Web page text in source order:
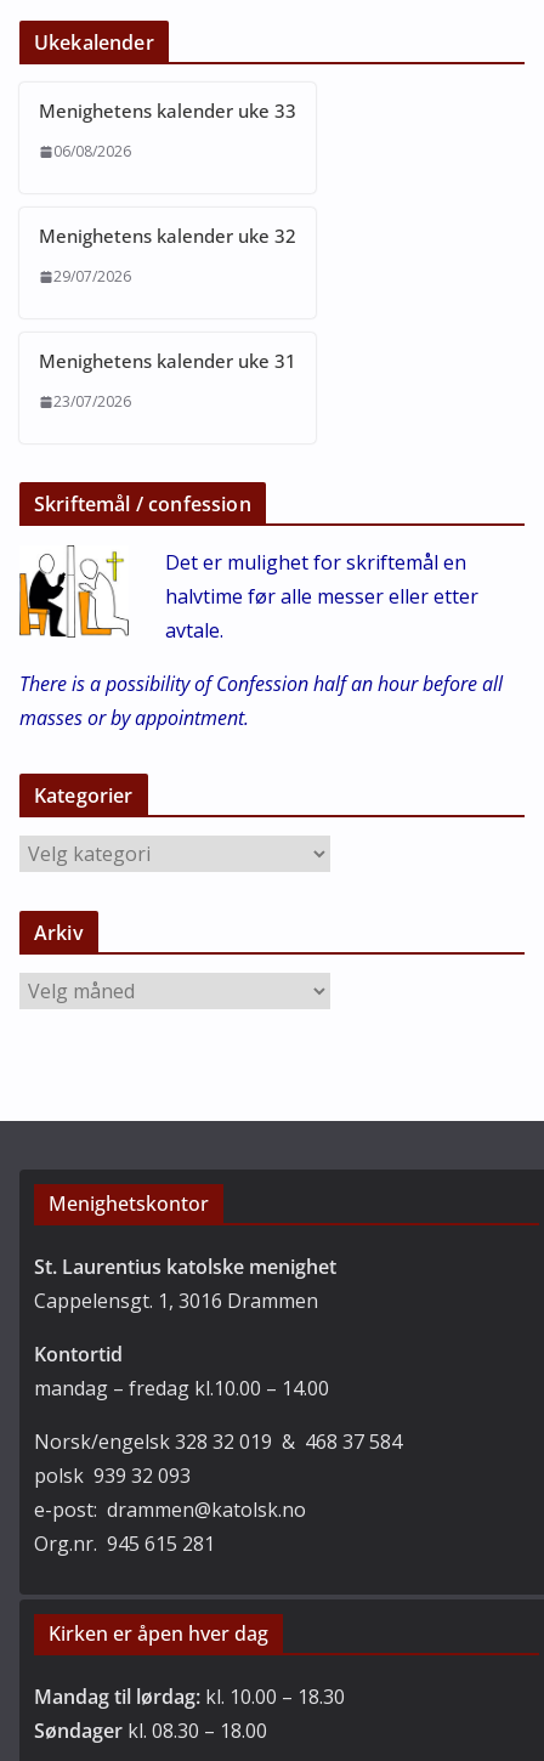
Ukekalender
Menighetens kalender uke 33
06/08/2026
Menighetens kalender uke 32
29/07/2026
Menighetens kalender uke 31
23/07/2026
Skriftemål / confession
Det er mulighet for skriftemål en
halvtime før alle messer eller etter
avtale.
There is a possibility of Confession half an hour before all
masses or by appointment.
Kategorier
K
t
g
r
Arkiv
A
Menighetskontor
St. Laurentius katolske menighet
Cappelensgt. 1, 3016 Drammen
Kontortid
mandag – fredag kl.10.00 – 14.00
Norsk/engelsk 328 32 019 & 468 37 584
polsk 939 32 093
e-post: drammen@katolsk.no
Org.nr. 945 615 281
Kirken er åpen hver dag
Mandag til lørdag: kl. 10.00 – 18.30
Søndager kl. 08.30 – 18.00